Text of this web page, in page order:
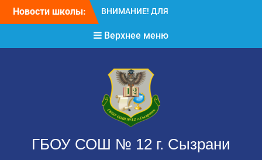
Новости школы:
ВНИМАНИЕ! ДЛЯ
ВНИМАНИЕ!!! Летний
отдых.
Верхнее меню
ГБОУ СОШ № 12 г. Сызрани